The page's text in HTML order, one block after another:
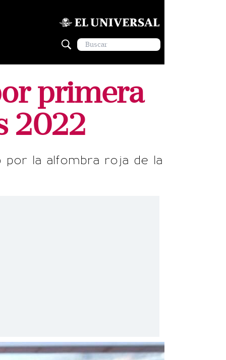
primera
2022
por la alfombra roja de la